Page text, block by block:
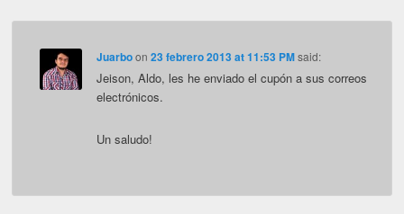
Juarboon 23 febrero 2013 at 11:53 PM said:
Jeison, Aldo, les he enviado el cupón a sus correos
electrónicos.
Un saludo!